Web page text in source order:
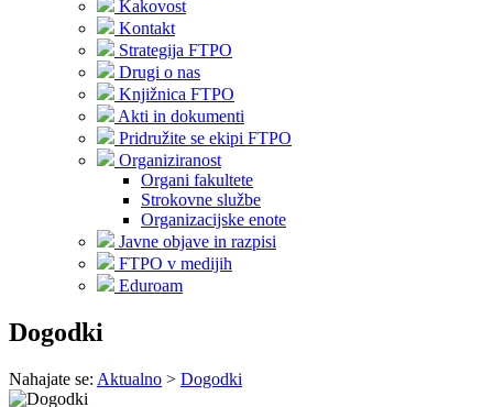
Kakovost
Kontakt
Strategija FTPO
Drugi o nas
Knjižnica FTPO
Akti in dokumenti
Pridružite se ekipi FTPO
Organiziranost
Organi fakultete
Strokovne službe
Organizacijske enote
Javne objave in razpisi
FTPO v medijih
Eduroam
Dogodki
Nahajate se: Aktualno > Dogodki